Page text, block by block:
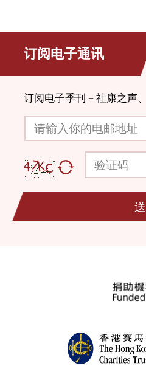
订阅电子通讯
订阅电子季刊－社康之声